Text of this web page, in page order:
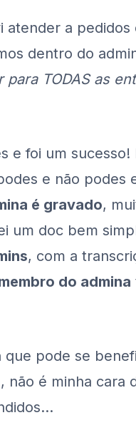
a pedidos
dentro do
para TODAS as
e foi um sucesso!
e não podes
é gravado,
um doc bem
, com a
do admina
pode se
é minha cara